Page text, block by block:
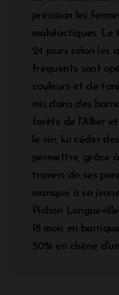
précision les
malolactiques. Le
24 jours selon les
fréquents sont
couleurs et de
mis dans des
forêts de l'Allier
le vin, lui céder
permettre, grâce
travers de ses
manque à sa
Pichon
18 mois en
50% en chêne